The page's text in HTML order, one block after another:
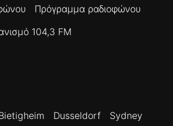
Πρόγραμμα ραδιοφώνου
104,3 FM
Dusseldorf
Sydney